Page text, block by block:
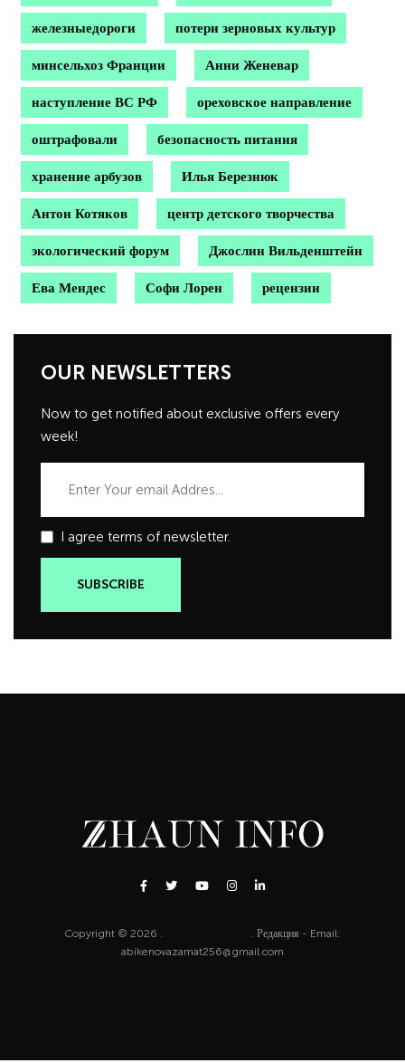
железныедороги потери зерновых культур
минсельхоз Франции Анни Женевар
наступление ВС РФ ореховское направление
оштрафовали безопасность питания
хранение арбузов Илья Березнюк
Антон Котяков центр детского творчества
экологический форум Джослин Вильденштейн
Ева Мендес Софи Лорен рецензии
OUR NEWSLETTERS
Now to get notified about exclusive offers every
week!
I agree terms of newsletter.
Copyright © 2026 .
. Редакция - Email:
abikenovazamat256@gmail.com